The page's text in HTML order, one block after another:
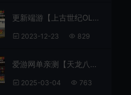
更新端游【上古世纪OL】网游单机第二版修复商场无限点券更新完整GM物品代码视频安装教学虚拟机一键端
2023-12-23 829
爱游网单亲测【天龙八部】单机版大话西游主题怀旧七情武道三重兽魂内置gm+外置GM工具
2025-03-04 763